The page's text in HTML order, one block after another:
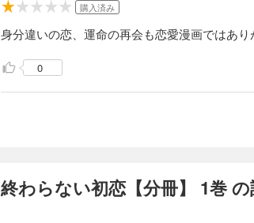
購入済み
身分違いの恋、運命の再会も恋愛漫画ではあ
0
終わらない初恋【分冊】 1巻